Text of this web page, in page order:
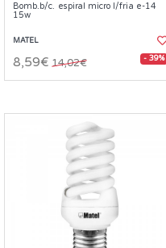
Bomb.b/c. espiral micro l/fria e-14
15w
MATEL
8,59€ 14,02€ - 39%